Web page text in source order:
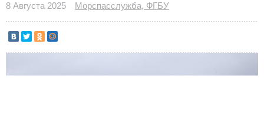
8 Августа 2025 Морспасслужба, ФГБУ